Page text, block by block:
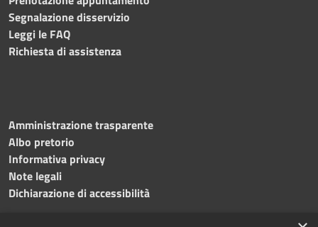
Segnalazione disservizio
Leggi le FAQ
Richiesta di assistenza
Amministrazione trasparente
Albo pretorio
Informativa privacy
Note legali
Dichiarazione di accessibilità